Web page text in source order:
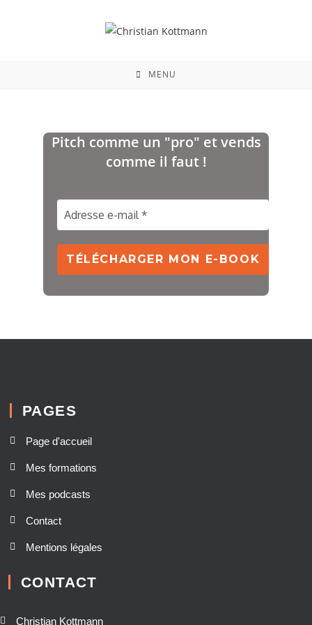
MENU
Pitch comme un "pro" et vends
comme il faut !
PAGES
Page d'accueil
Mes formations
Mes podcasts
Contact
Mentions légales
CONTACT
Christian Kottmann